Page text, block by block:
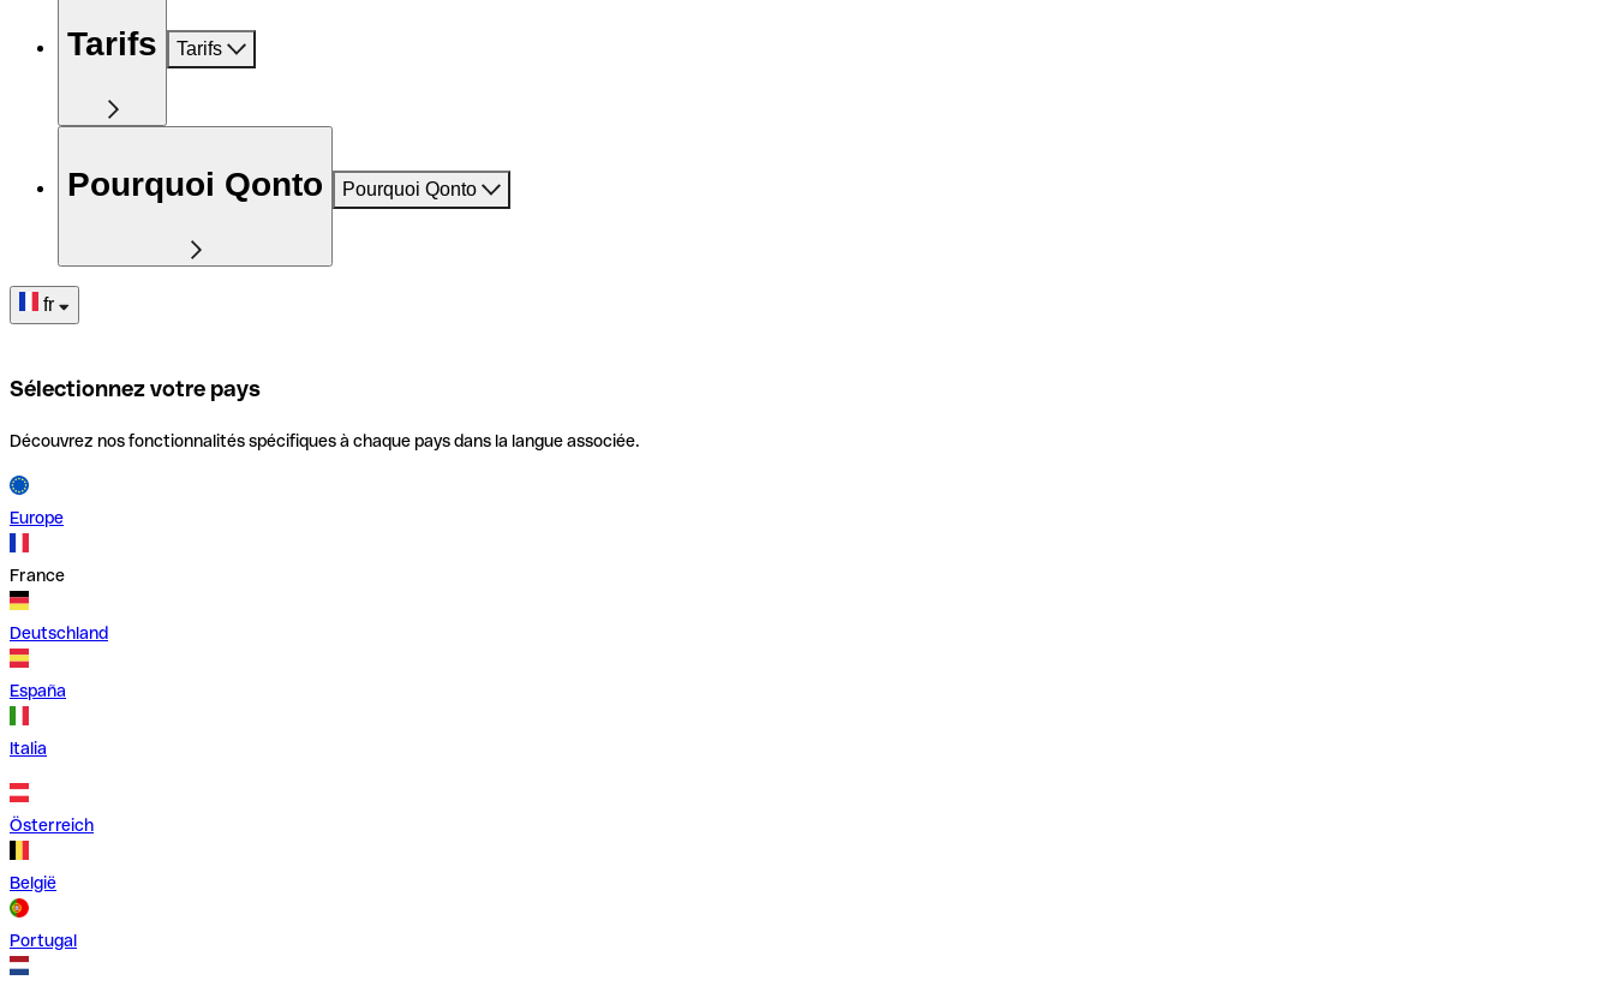
Tarifs Tarifs
Pourquoi Qonto Pourquoi Qonto
fr
Sélectionnez votre pays
Découvrez nos fonctionnalités spécifiques à chaque pays dans la langue associée.
Europe
France
Deutschland
España
Italia
Österreich
België
Portugal